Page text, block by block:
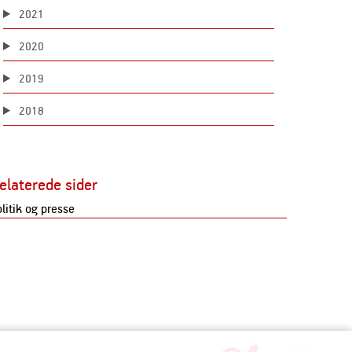
2021
2020
2019
2018
og presse
sider